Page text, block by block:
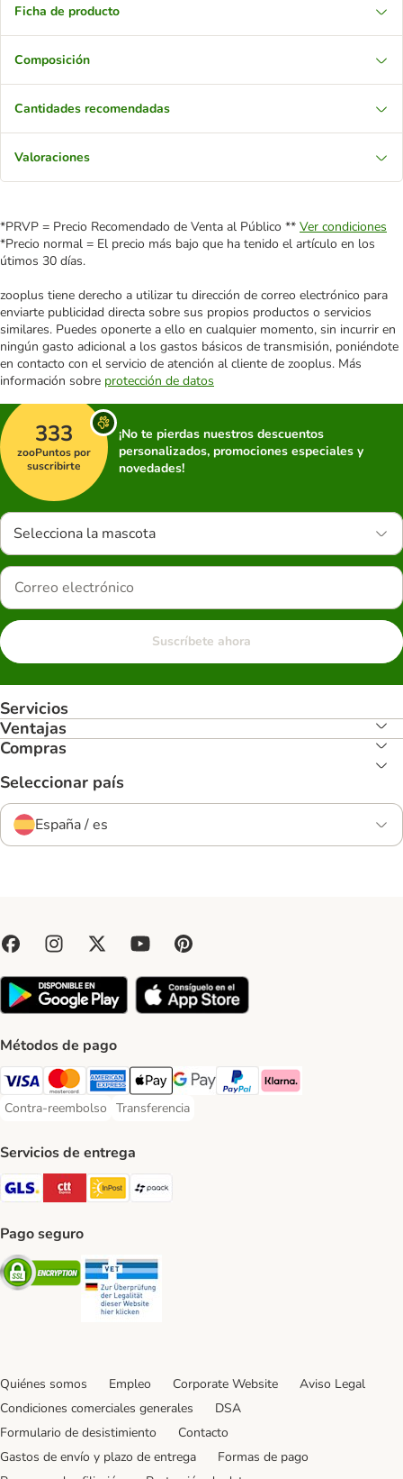
Ficha de producto
Composición
Cantidades recomendadas
Valoraciones
*PRVP = Precio Recomendado de Venta al Público ** Ver condiciones
*Precio normal = El precio más bajo que ha tenido el artículo en los
útimos 30 días.
zooplus tiene derecho a utilizar tu dirección de correo electrónico para
enviarte publicidad directa sobre sus propios productos o servicios
similares. Puedes oponerte a ello en cualquier momento, sin incurrir en
ningún gasto adicional a los gastos básicos de transmisión, poniéndote
en contacto con el servicio de atención al cliente de zooplus. Más
información sobre protección de datos
333
zooPuntos por
suscribirte
¡No te pierdas nuestros descuentos
personalizados, promociones especiales y
novedades!
Selecciona la mascota
Suscríbete ahora
Servicios
Ventajas
Compras
Seleccionar país
España / es
Métodos de pago
Visa Payment Method
Mastercard Payment Method
American Express Payment Method
Apple Pay Payment Method
Google Pay Payment Method
PayPal Payment Method
Klarna Payment Method
Contra-reembolso
Contra-reembolso Payment Method
Transferencia
Transferencia Payment Method
Servicios de entrega
GLS Shipping Method
CTTExpress Shipping Method
InPost Shipping Method
paack Shipping Method
Pago seguro
Security
Quiénes somos Empleo Corporate Website
Aviso Legal
Condiciones comerciales generales
DSA
Formulario de desistimiento
Contacto
Gastos de envío y plazo de entrega
Formas de pago